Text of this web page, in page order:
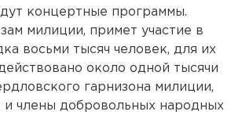
концертные программы.
милиции, примет участие в
восьми тысяч человек, для их
около одной тысячи
гарнизона милиции,
члены добровольных народных